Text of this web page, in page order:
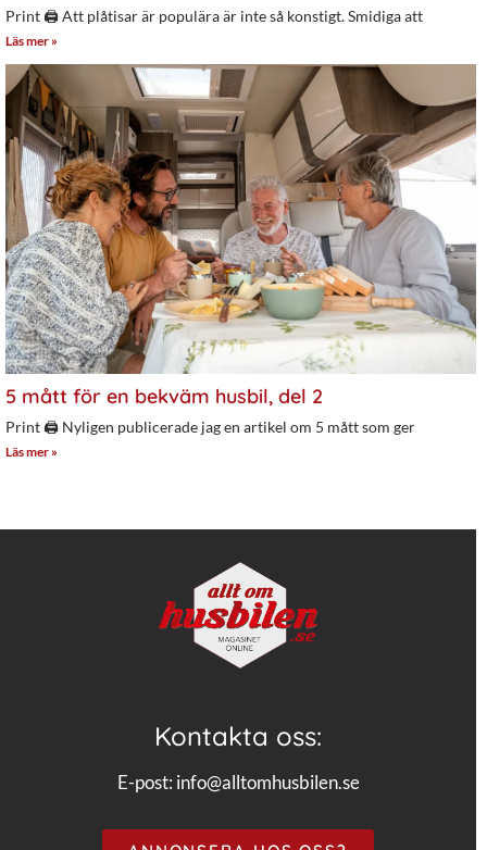
Print 🖨 Att plåtisar är populära är inte så konstigt. Smidiga att
Läs mer »
5 mått för en bekväm husbil, del 2
Print 🖨 Nyligen publicerade jag en artikel om 5 mått som ger
Läs mer »
Kontakta oss:
E-post: info@alltomhusbilen.se